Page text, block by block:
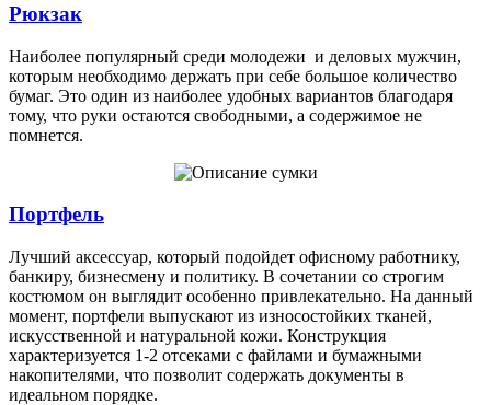
Рюкзак
Наиболее популярный среди молодежи и деловых мужчин,
которым необходимо держать при себе большое количество
бумаг. Это один из наиболее удобных вариантов благодаря
тому, что руки остаются свободными, а содержимое не
помнется.
Портфель
Лучший аксессуар, который подойдет офисному работнику,
банкиру, бизнесмену и политику. В сочетании со строгим
костюмом он выглядит особенно привлекательно. На данный
момент, портфели выпускают из износостойких тканей,
искусственной и натуральной кожи. Конструкция
характеризуется 1-2 отсеками с файлами и бумажными
накопителями, что позволит содержать документы в
идеальном порядке.